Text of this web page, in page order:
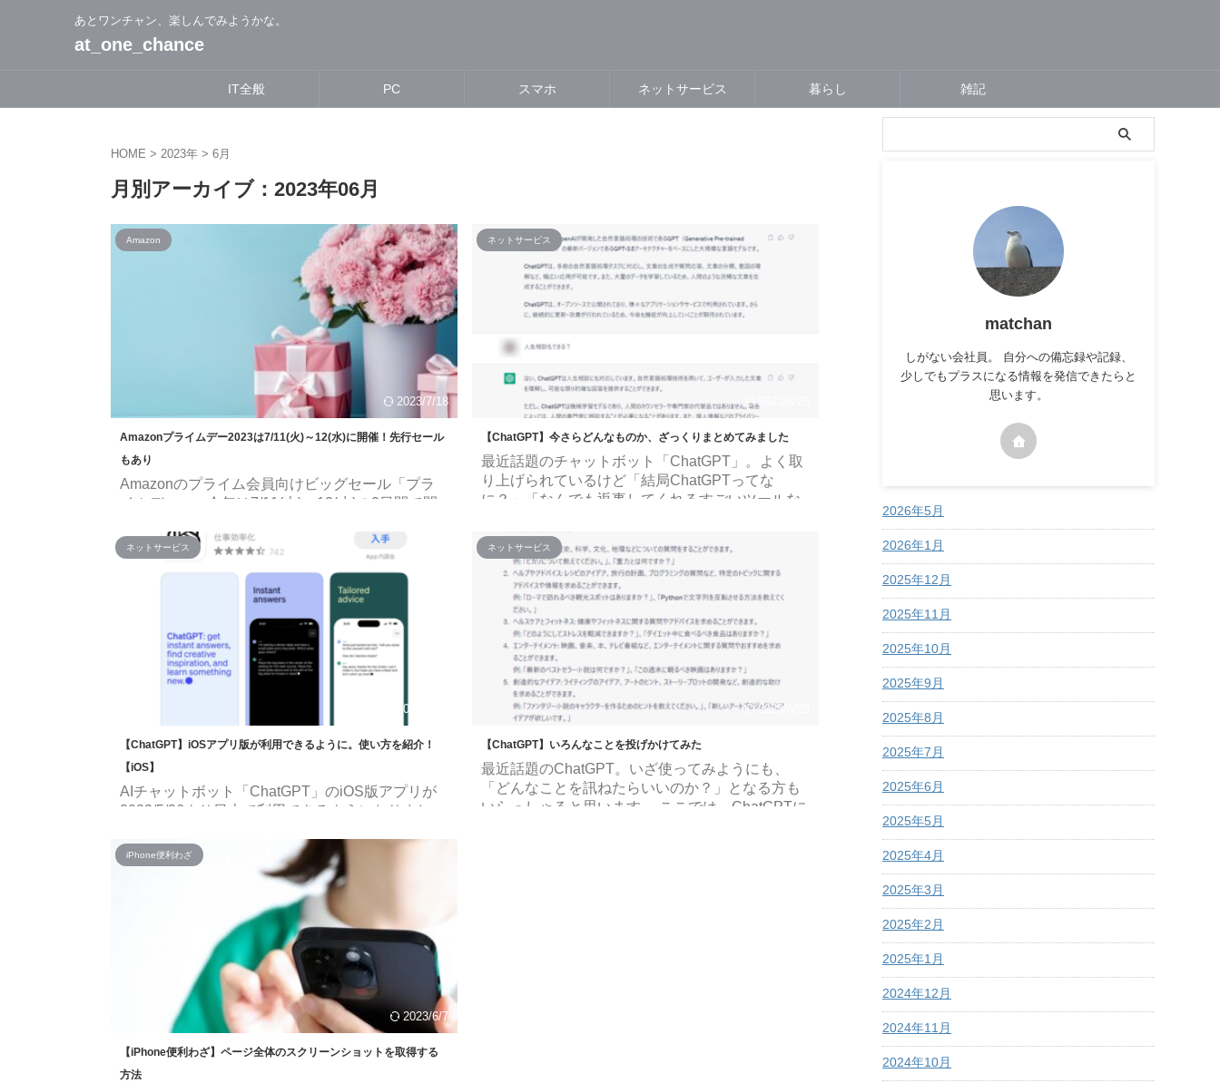
あとワンチャン、楽しんでみようかな。
at_one_chance
IT全般 PC スマホ ネットサービス 暮らし 雑記
HOME > 2023年 > 6月
月別アーカイブ：2023年06月
Amazon
2023/7/18
Amazonプライムデー2023は7/11(火)～12(水)に開催！先行セール
もあり
Amazonのプライム会員向けビッグセール「プラ
イムデー」。今年は7/11(火)～12(水)の2日間で開
ンペーンが目白押しのプライムデー。今年はどう
なっているのか、その内容を見ていきましょう。
「Amazonプライムデー」とは？ Amazon.co.jp |
Amazon Prime Day（プライムデー）2023 より プ
ライムデー(Prime Day)は、Amazonで毎年6～7月
に開催されるプライム会員を対象としたビッグセ
ールです。 始まりは2015年で ...
ネットサービス
【ChatGPT】今さらどんなものか、ざっくりまとめてみました
最近話題のチャットボット「ChatGPT」。よく取
り上げられているけど「結局ChatGPTってな
に？」「なんでも返事してくれるすごいツールな
ず。 今回は「ChatGPTとはこんなもの」というの
を難しい説明抜きでざっくり紹介したいと思いま
す。 ChatGPTがどんなものか ChatGPTで何を聞
けるのか について気になる方は参考になるかもし
れません。 「ChatGPT」とは？ ChatGPTは
2022/11にOpenAI社によって開発された人工知能
(AI)チャットボ ...
ネットサービス
2023/6/23
【ChatGPT】iOSアプリ版が利用できるように。使い方を紹介！
【iOS】
AIチャットボット「ChatGPT」のiOS版アプリが
2023/5/26より日本で利用できるようになりまし
名前が似ているアプリが多数存在していますの
で、インストールの際は気をつけましょう。 ここ
では iOSアプリ版でできること Webブラウザ版と
の違い アカウント登録の方法 基本的な使い方 に
ついて紹介していきます。 そもそも「ChatGPTっ
て？」については以下の記事にまとめていますの
でご覧ください。 iOSアプリ版の特徴 iOSアプ ...
ネットサービス
2023/6/23
【ChatGPT】いろんなことを投げかけてみた
最近話題のChatGPT。いざ使ってみようにも、
「どんなことを訊ねたらいいのか？」となる方も
いらっしゃると思います。 ここでは、ChatGPTに
iPhone便利わざ
2023/6/7
【iPhone便利わざ】ページ全体のスクリーンショットを取得する
方法
matchan
しがない会社員。 自分への備忘録や記録、
少しでもプラスになる情報を発信できたらと
思います。
2026年5月
2026年1月
2025年12月
2025年11月
2025年10月
2025年9月
2025年8月
2025年7月
2025年6月
2025年5月
2025年4月
2025年3月
2025年2月
2025年1月
2024年12月
2024年11月
2024年10月